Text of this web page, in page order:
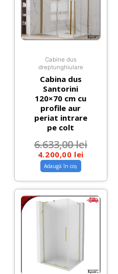
Cabine dus
dreptunghiulare
Cabina dus
Santorini
120×70 cm cu
profile aur
periat intrare
pe colt
6.633,00lei
4.200,00 lei
Adaugă în coș